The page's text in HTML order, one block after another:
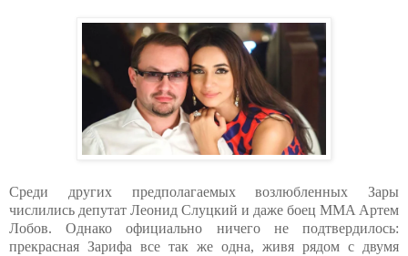
Среди других предполагаемых возлюбленных Зары
числились депутат Леонид Слуцкий и даже боец MMA Артем
Лобов. Однако официально ничего не подтвердилось:
прекрасная Зарифа все так же одна, живя рядом с двумя